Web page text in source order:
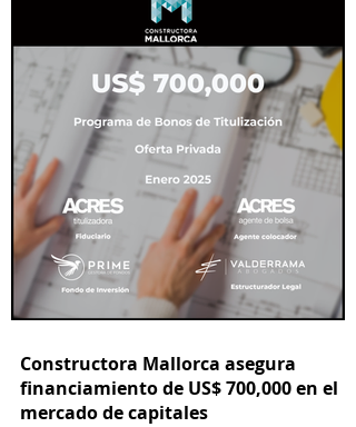
Constructora Mallorca asegura
financiamiento de US$ 700,000 en el
mercado de capitales